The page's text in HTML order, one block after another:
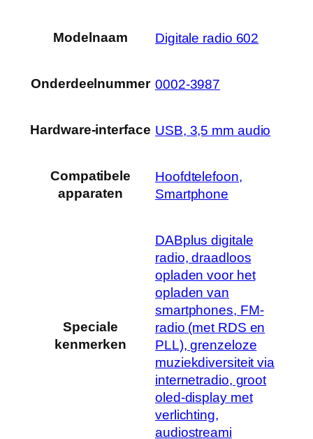
Modelnaam ‎Digitale radio 602
Onderdeelnummer ‎0002-3987
Hardware-interface ‎USB, 3,5 mm audio
Compatibele
apparaten
‎Hoofdtelefoon,
Smartphone
Speciale
kenmerken
‎DABplus digitale
radio, draadloos
opladen voor het
opladen van
smartphones, FM-
radio (met RDS en
PLL), grenzeloze
muziekdiversiteit via
internetradio, groot
oled-display met
verlichting,
audiostreami